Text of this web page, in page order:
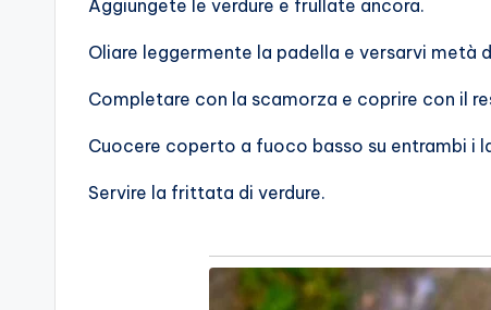
Aggiungete le verdure e frullate ancora.
Oliare leggermente la padella e versarvi
Completare con la scamorza e coprire con il
Cuocere coperto a fuoco basso su entrambi i
Servire la frittata di verdure.